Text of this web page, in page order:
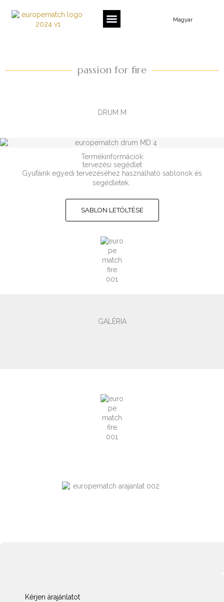
Magyar
passion for fire
DRUM M
Termékinformációk
tervezési segédlet
Gyufáink egyedi tervezéséhez használható sablonok és
segédletek.
SABLON LETÖLTÉSE
GALÉRIA
Kérjen árajánlatot